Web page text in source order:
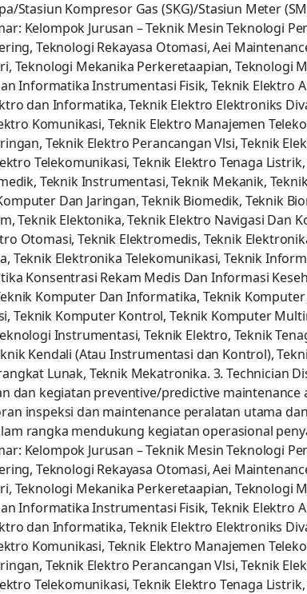
Stasiun Kompresor Gas (SKG)/Stasiun Meter
Kelompok Jurusan – Teknik Mesin Teknologi
Teknologi Rekayasa Otomasi, Aei
Teknologi Mekanika Perkeretaapian, Teknologi
Informatika Instrumentasi Fisik, Teknik Elektro
dan Informatika, Teknik Elektro Elektroniks
Komunikasi, Teknik Elektro Manajemen
Teknik Elektro Perancangan Vlsi, Teknik
Telekomunikasi, Teknik Elektro Tenaga
Teknik Instrumentasi, Teknik Mekanik,
Dan Jaringan, Teknik Biomedik, Teknik
Teknik Elektonika, Teknik Elektro Navigasi Dan
Otomasi, Teknik Elektromedis, Teknik
Teknik Elektronika Telekomunikasi, Teknik
Konsentrasi Rekam Medis Dan Informasi
Komputer Dan Informatika, Teknik Komputer
Teknik Komputer Kontrol, Teknik Komputer
Instrumentasi, Teknik Elektro, Teknik
Kendali (Atau Instrumentasi dan Kontrol),
Lunak, Teknik Mekatronika. 3. Technician
dan kegiatan preventive/predictive maintenance
inspeksi dan maintenance peralatan utama
rangka mendukung kegiatan operasional
Kelompok Jurusan – Teknik Mesin Teknologi
Teknologi Rekayasa Otomasi, Aei
Teknologi Mekanika Perkeretaapian, Teknologi
Informatika Instrumentasi Fisik, Teknik Elektro
dan Informatika, Teknik Elektro Elektroniks
Komunikasi, Teknik Elektro Manajemen
Teknik Elektro Perancangan Vlsi, Teknik
Telekomunikasi, Teknik Elektro Tenaga